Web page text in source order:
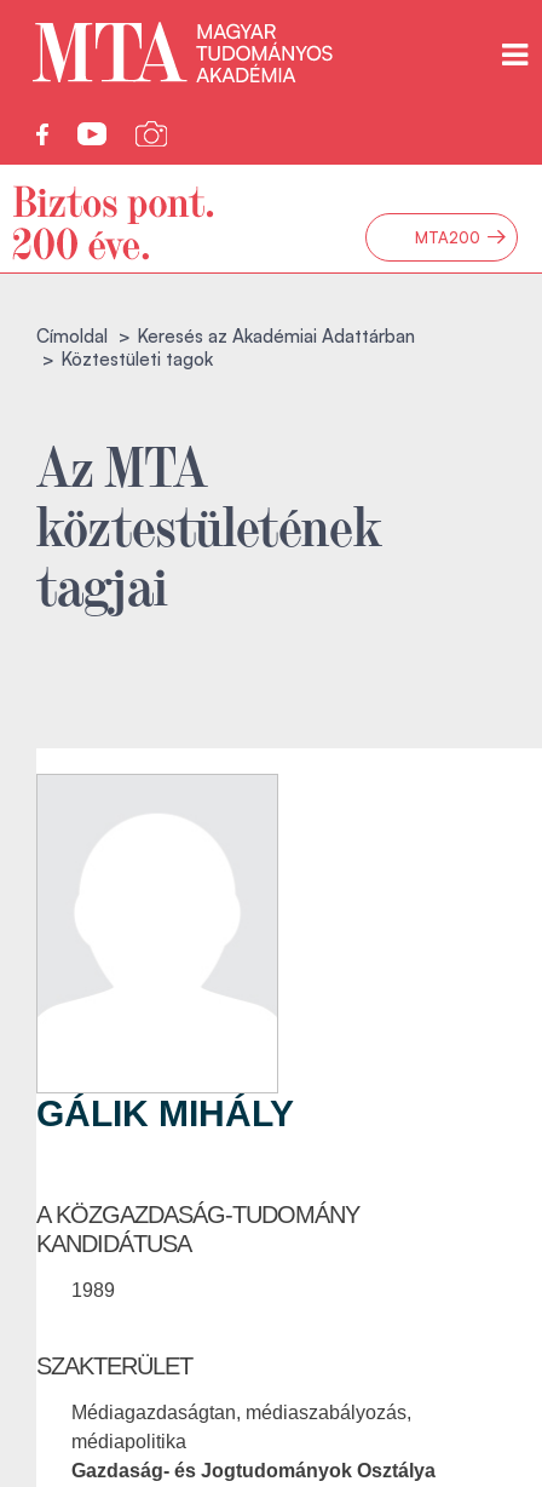
MTA200 →
Címoldal
Keresés az Akadémiai Adattárban
Köztestületi tagok
Az MTA
köztestületének
tagjai
GÁLIK MIHÁLY
A KÖZGAZDASÁG-TUDOMÁNY
KANDIDÁTUSA
1989
SZAKTERÜLET
Médiagazdaságtan, médiaszabályozás,
médiapolitika
Gazdaság- és Jogtudományok Osztálya